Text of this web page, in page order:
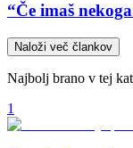
“Če imaš
Naloži več člankov
Najbolj brano v tej
1